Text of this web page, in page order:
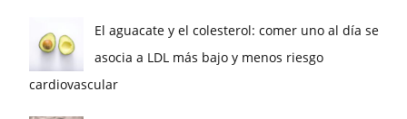
El aguacate y el colesterol: comer uno al día se
asocia a LDL más bajo y menos riesgo
cardiovascular